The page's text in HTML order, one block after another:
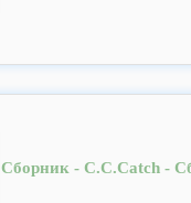
Сборник - C.C.Catch -